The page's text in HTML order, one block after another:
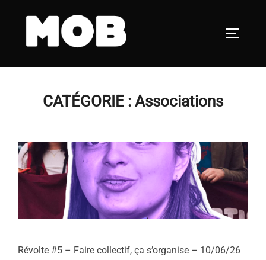
CATÉGORIE : Associations
Révolte #5 – Faire collectif, ça s’organise – 10/06/26